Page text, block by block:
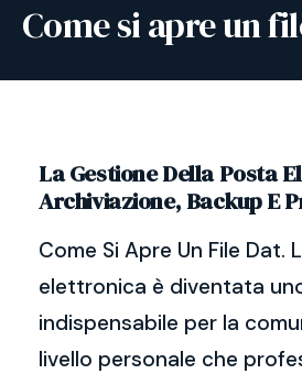
Come si apre un
La Gestione Della Posta
Archiviazione, Backup E
Come Si Apre Un File Dat.
elettronica è diventata
indispensabile per la
livello personale che